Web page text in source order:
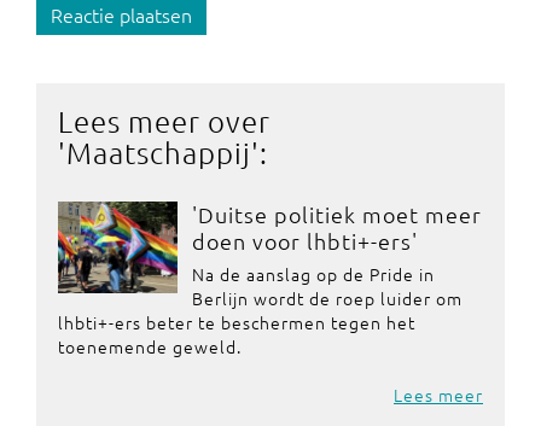
Reactie plaatsen
Lees meer over
'Maatschappij':
'Duitse politiek moet meer
doen voor lhbti+-ers'
Na de aanslag op de Pride in
Berlijn wordt de roep luider om
lhbti+-ers beter te beschermen tegen het
toenemende geweld.
Lees meer